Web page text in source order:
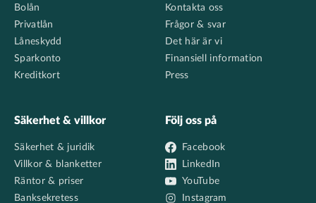
Bolån
Privatlån
Låneskydd
Sparkonto
Kreditkort
Kontakta oss
Frågor & svar
Det här är vi
Finansiell information
Press
Säkerhet & villkor
Säkerhet & juridik
Villkor & blanketter
Räntor & priser
Banksekretess
Följ oss på
Facebook
LinkedIn
YouTube
Instagram